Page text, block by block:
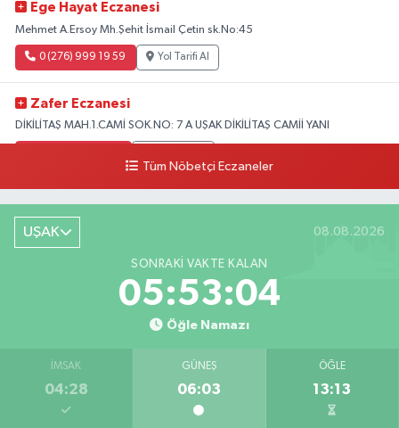
Ege Hayat Eczanesi
Mehmet A.Ersoy Mh.Şehit İsmail Çetin sk.No:45
0 (276) 999 19 59 Yol Tarifi Al
Zafer Eczanesi
DİKİLİTAŞ MAH.1.CAMİ SOK.NO: 7 A UŞAK DİKİLİTAŞ CAMİİ YANI
Tüm Nöbetçi Eczaneler
UŞAK 08.08.2026
SONRAKI VAKTE KALAN
05:53:03
Öğle Namazı
İMSAK
04:28
GÜNEŞ
06:03
ÖĞLE
13:13